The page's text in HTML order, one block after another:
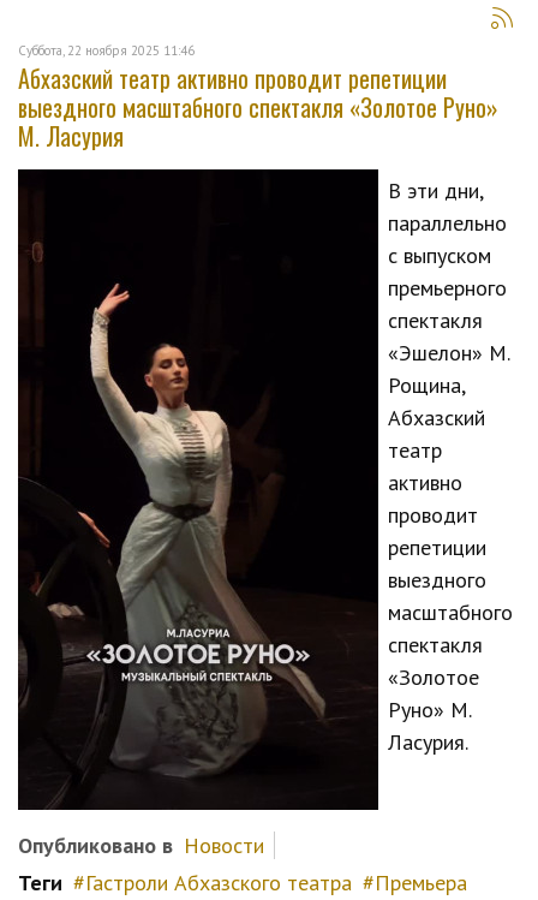
Суббота, 22 ноября 2025 11:46
Абхазский театр активно проводит репетиции
выездного масштабного спектакля «Золотое Руно»
М. Ласурия
В эти дни,
параллельно
с выпуском
премьерного
спектакля
«Эшелон» М.
Рощина,
Абхазский
театр
активно
проводит
репетиции
выездного
масштабного
спектакля
«Золотое
Руно» М.
Ласурия.
Опубликовано в Новости
Теги
Гастроли Абхазского театра
Премьера